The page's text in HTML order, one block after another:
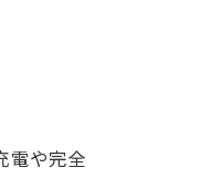
電や完全